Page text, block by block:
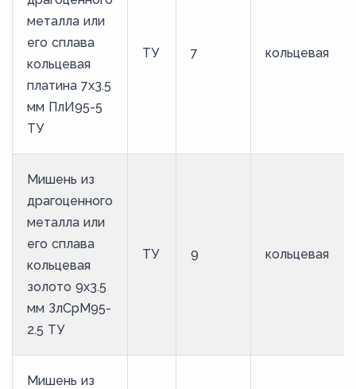
металла или
его сплава
кольцевая
платина 7х3.5
мм ПлИ95-5
ТУ
ТУ 7 кольцевая
Мишень из
драгоценного
металла или
его сплава
кольцевая
золото 9х3.5
мм ЗлСрМ95-
2.5 ТУ
ТУ 9 кольцевая
Мишень из